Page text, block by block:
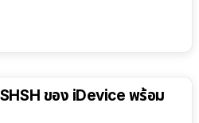
SHSH ของ iDevice พร้อม